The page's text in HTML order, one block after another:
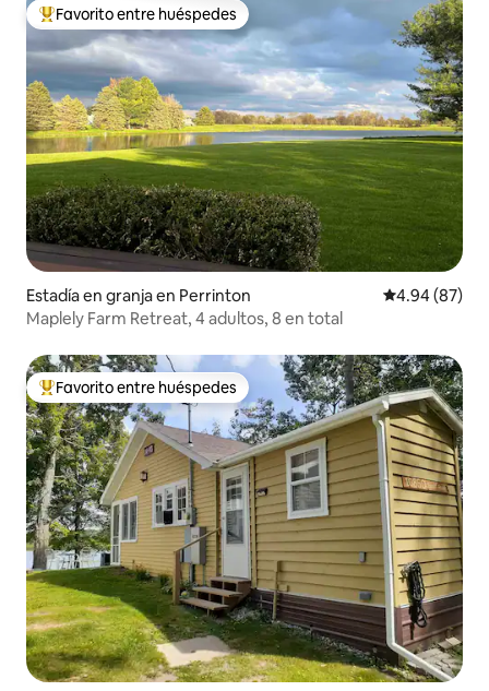
Favorito entre huéspedes preferido
Favorito entre huéspedes
Estadía en granja en Perrinton Calificación
4.94 (87)
Maplely Farm Retreat, 4 adultos, 8 en total
Favorito entre huéspedes preferido
Favorito entre huéspedes